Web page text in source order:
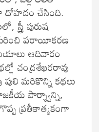
దోహదం చేసింది.
పురుష
పరాయీకరణ
ఆదివారం
చంద్రశేఖరరావు
మరికొన్ని కథలు
పార్శ్వాన్ని,
ప్రతీకాత్మకంగా